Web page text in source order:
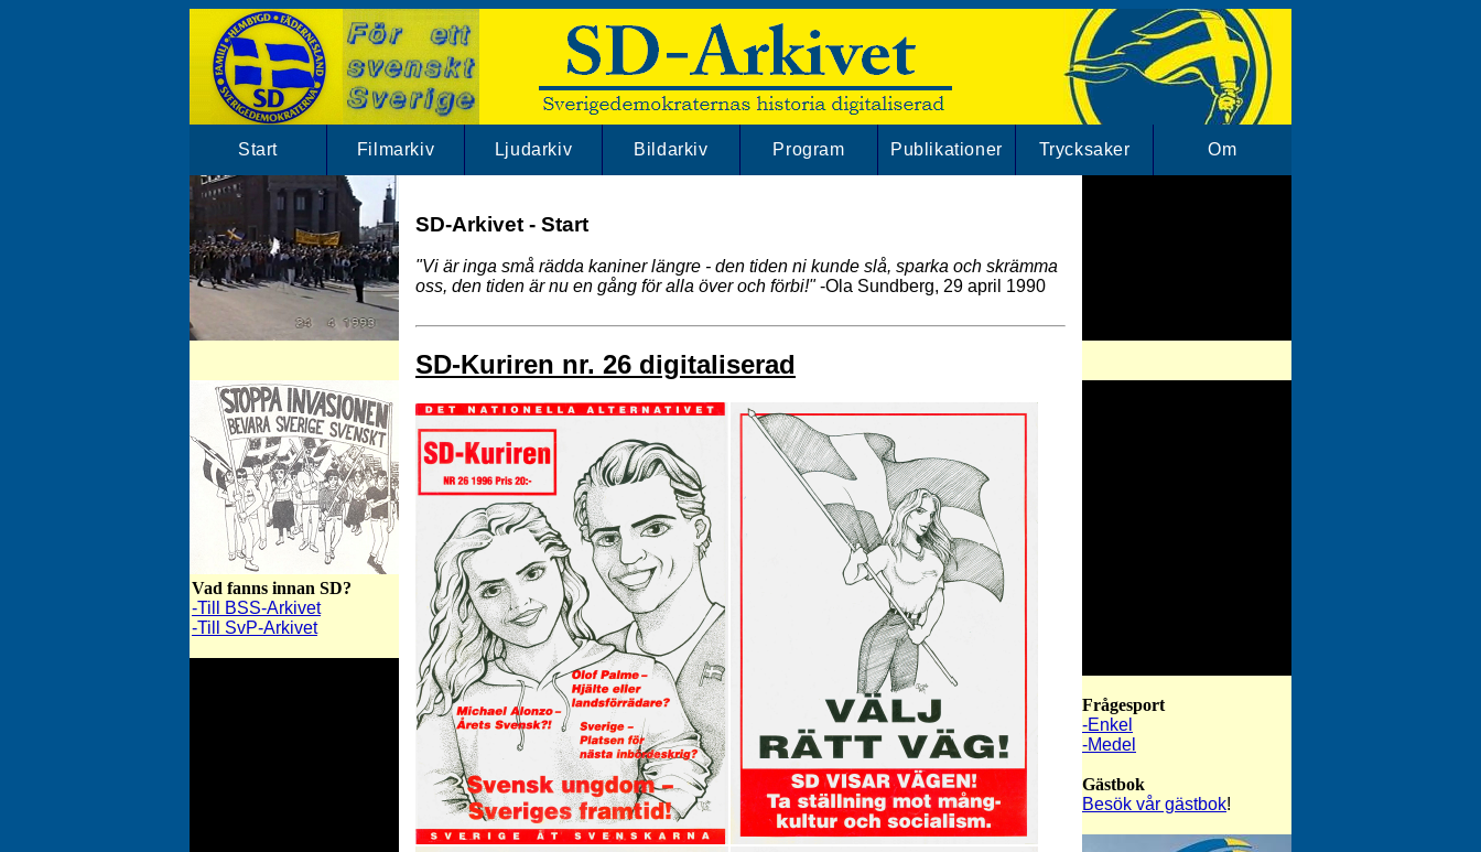
Start Filmarkiv Ljudarkiv Bildarkiv Program Publikationer Trycksaker Om
Vad fanns innan SD?
-Till BSS-Arkivet
-Till SvP-Arkivet
SD-Arkivet - Start
"Vi är inga små rädda kaniner längre - den tiden ni kunde slå, sparka och skrämma
oss, den tiden är nu en gång för alla över och förbi!"-Ola Sundberg, 29 april 1990
SD-Kuriren nr. 26 digitaliserad
Frågesport
-Enkel
-Medel
Gästbok
Besök vår gästbok!